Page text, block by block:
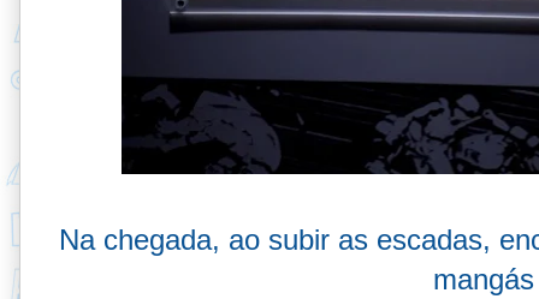
Na chegada, ao subir as escadas,
mangás